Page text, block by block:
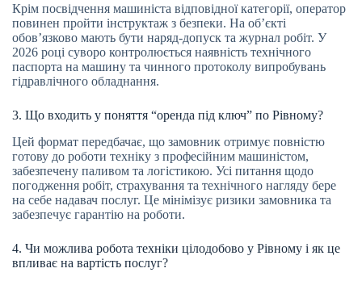
Крім посвідчення машиніста відповідної категорії, оператор
повинен пройти інструктаж з безпеки. На об’єкті
обов’язково мають бути наряд-допуск та журнал робіт. У
2026 році суворо контролюється наявність технічного
паспорта на машину та чинного протоколу випробувань
гідравлічного обладнання.
3. Що входить у поняття “оренда під ключ” по Рівному?
Цей формат передбачає, що замовник отримує повністю
готову до роботи техніку з професійним машиністом,
забезпечену паливом та логістикою. Усі питання щодо
погодження робіт, страхування та технічного нагляду бере
на себе надавач послуг. Це мінімізує ризики замовника та
забезпечує гарантію на роботи.
4. Чи можлива робота техніки цілодобово у Рівному і як це
впливає на вартість послуг?